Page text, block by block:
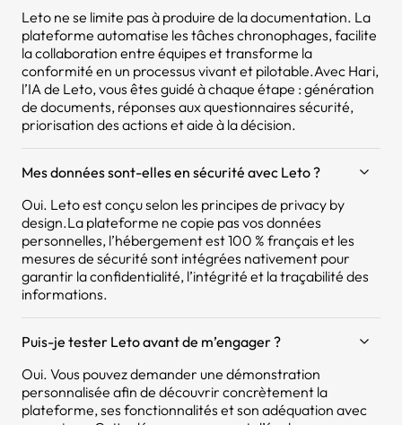
Leto ne se limite pas à produire de la documentation. La
plateforme automatise les tâches chronophages, facilite
la collaboration entre équipes et transforme la
conformité en un processus vivant et pilotable.Avec Hari,
l’IA de Leto, vous êtes guidé à chaque étape : génération
de documents, réponses aux questionnaires sécurité,
priorisation des actions et aide à la décision.
Mes données sont-elles en sécurité avec Leto ?
Oui. Leto est conçu selon les principes de privacy by
design.La plateforme ne copie pas vos données
personnelles, l’hébergement est 100 % français et les
mesures de sécurité sont intégrées nativement pour
garantir la confidentialité, l’intégrité et la traçabilité des
informations.
Puis-je tester Leto avant de m’engager ?
Oui. Vous pouvez demander une démonstration
personnalisée afin de découvrir concrètement la
plateforme, ses fonctionnalités et son adéquation avec